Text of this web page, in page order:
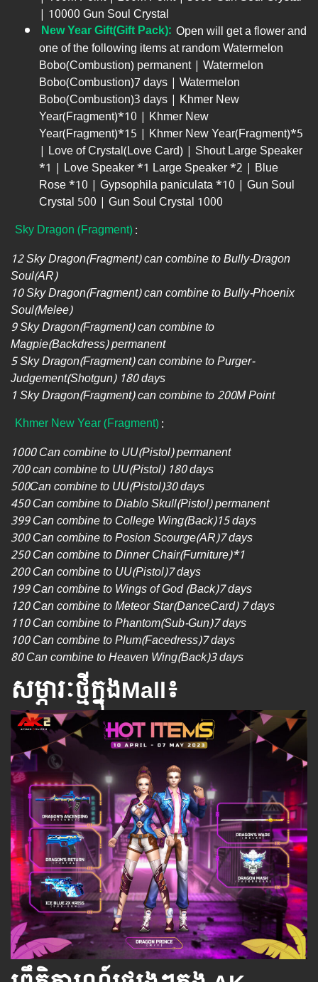
| 10000 Gun Soul Crystal
New Year Gift(Gift Pack): Open will get a flower and
one of the following items at random Watermelon
Bobo(Combustion) permanent | Watermelon
Bobo(Combustion)7 days | Watermelon
Bobo(Combustion)3 days | Khmer New
Year(Fragment)*10 | Khmer New
Year(Fragment)*15 | Khmer New Year(Fragment)*5
| Love of Crystal(Love Card) | Shout Large Speaker
*1 | Love Speaker *1 Large Speaker *2 | Blue
Rose *10 | Gypsophila paniculata *10 | Gun Soul
Crystal 500 | Gun Soul Crystal 1000
Sky Dragon(Fragment):
12 Sky Dragon(Fragment) can combine to Bully-Dragon
Soul(AR)
10 Sky Dragon(Fragment) can combine to Bully-Phoenix
Soul(Melee)
9 Sky Dragon(Fragment) can combine to
Magpie(Backdress) permanent
5 Sky Dragon(Fragment) can combine to Purger-
Judgement(Shotgun) 180 days
1 Sky Dragon(Fragment) can combine to 200M Point
Khmer New Year(Fragment):
1000 Can combine to UU(Pistol) permanent
700 can combine to UU(Pistol) 180 days
500Can combine to UU(Pistol)30 days
450 Can combine to Diablo Skull(Pistol) permanent
399 Can combine to College Wing(Back)15 days
300 Can combine to Posion Scourge(AR)7 days
250 Can combine to Dinner Chair(Furniture)*1
200 Can combine to UU(Pistol)7 days
199 Can combine to Wings of God (Back)7 days
120 Can combine to Meteor Star(DanceCard) 7 days
110 Can combine to Phantom(Sub-Gun)7 days
100 Can combine to Plum(Facedress)7 days
80 Can combine to Heaven Wing(Back)3 days
សម្ភារៈថ្មីក្នុងMall៖